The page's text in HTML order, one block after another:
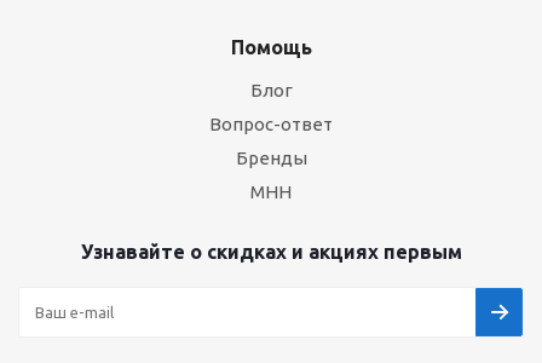
Помощь
Блог
Вопрос-ответ
Бренды
МНН
Узнавайте о скидках и акциях первым